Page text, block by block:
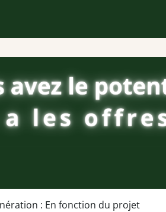
: En fonction du projet